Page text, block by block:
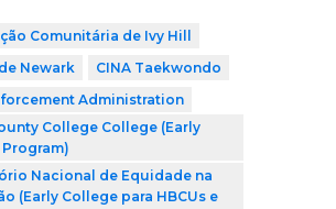
Comunitária de Ivy Hill
Newark
CINA Taekwondo
Administration
College College (Early
Nacional de Equidade na
(Early College para HBCUs e